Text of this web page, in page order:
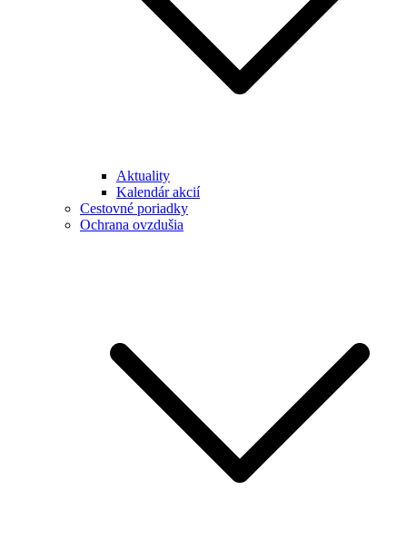
Aktuality
Kalendár akcií
Cestovné poriadky
Ochrana ovzdušia